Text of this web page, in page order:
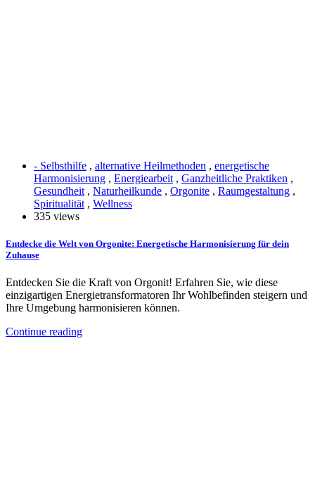
- Selbsthilfe , alternative Heilmethoden , energetische
Harmonisierung , Energiearbeit , Ganzheitliche Praktiken ,
Gesundheit , Naturheilkunde , Orgonite , Raumgestaltung ,
Spiritualität , Wellness
335 views
Entdecke die Welt von Orgonite: Energetische Harmonisierung für dein
Zuhause
Entdecken Sie die Kraft von Orgonit! Erfahren Sie, wie diese
einzigartigen Energietransformatoren Ihr Wohlbefinden steigern und
Ihre Umgebung harmonisieren können.
Continue reading